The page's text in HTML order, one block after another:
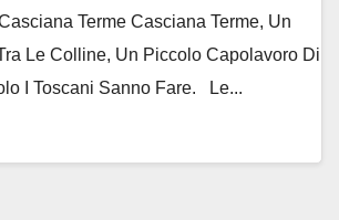
Terme Casciana Terme, Un
Le Colline, Un Piccolo Capolavoro Di
I Toscani Sanno Fare. Le...